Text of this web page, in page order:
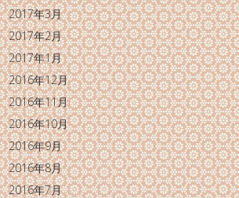
2017年3月
2017年2月
2017年1月
2016年12月
2016年11月
2016年10月
2016年9月
2016年8月
2016年7月